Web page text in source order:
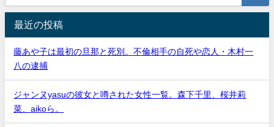
最近の投稿
藤あや子は最初の旦那と死別。不倫相手の自死や恋人・木村一
八の逮捕
ジャンヌyasuの彼女と噂された女性一覧。森下千里、桜井莉
菜、aikoら。